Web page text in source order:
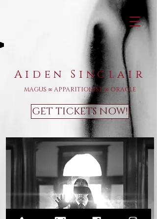
Aiden Sinclair
MAGUS ∞ APPARITIONIST ∞ ORACLE
GET TICKETS NOW!